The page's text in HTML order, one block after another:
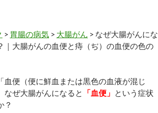
> 胃腸の病気 > 大腸がん > なぜ大腸がんにな
｜大腸がんの血便と痔（ぢ）の血便の色の
血便（便に鮮血または黒色の血液が混じ
なぜ大腸がんになると
「血便」 という症状
？